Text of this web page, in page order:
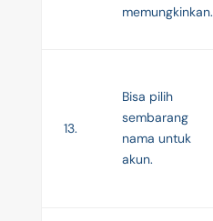
memungkinkan.
13.
Bisa pilih
sembarang
nama untuk
akun.